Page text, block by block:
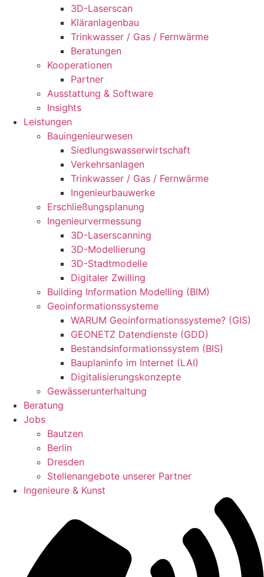
3D-Laserscan
Kläranlagenbau
Trinkwasser / Gas / Fernwärme
Beratungen
Kooperationen
Partner
Ausstattung & Software
Insights
Leistungen
Bauingenieurwesen
Siedlungswasserwirtschaft
Verkehrsanlagen
Trinkwasser / Gas / Fernwärme
Ingenieurbauwerke
Erschließungsplanung
Ingenieurvermessung
3D-Laserscanning
3D-Modellierung
3D-Stadtmodelle
Digitaler Zwilling
Building Information Modelling (BIM)
Geoinformationssysteme
WARUM Geoinformationssysteme? (GIS)
GEONETZ Datendienste (GDD)
Bestandsinformationssystem (BIS)
Bauplaninfo im Internet (LAI)
Digitalisierungskonzepte
Gewässerunterhaltung
Beratung
Jobs
Bautzen
Berlin
Dresden
Stellenangebote unserer Partner
Ingenieure & Kunst